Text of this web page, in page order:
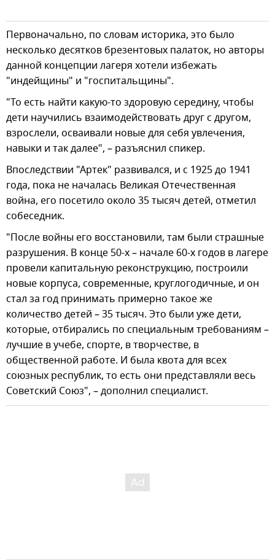
Первоначально, по словам историка, это было
несколько десятков брезентовых палаток, но авторы
данной концепции лагеря хотели избежать
"индейщины" и "госпитальщины".
"То есть найти какую-то здоровую середину, чтобы
дети научились взаимодействовать друг с другом,
взрослели, осваивали новые для себя увлечения,
навыки и так далее", – разъяснил спикер.
Впоследствии "Артек" развивался, и с 1925 до 1941
года, пока не началась Великая Отечественная
война, его посетило около 35 тысяч детей, отметил
собеседник.
"После войны его восстановили, там были страшные
разрушения. В конце 50-х – начале 60-х годов в лагере
провели капитальную реконструкцию, построили
новые корпуса, современные, круглогодичные, и он
стал за год принимать примерно такое же
количество детей – 35 тысяч. Это были уже дети,
которые, отбирались по специальным требованиям –
лучшие в учебе, спорте, в творчестве, в
общественной работе. И была квота для всех
союзных республик, то есть они представляли весь
Советский Союз", – дополнил специалист.